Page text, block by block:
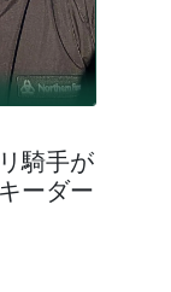
騎手が
ーダー